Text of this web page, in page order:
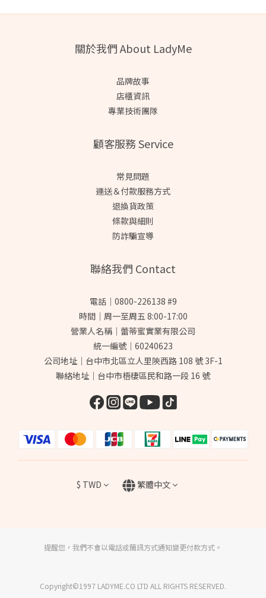
關於我們 About LadyMe
品牌故事
店櫃資訊
專業技術團隊
顧客服務 Service
常見問題
運送＆付款服務方式
退換貨政策
條款與細則
防詐騙宣導
聯絡我們 Contact
電話｜0800-226138 #9
時間｜周一至周五 8:00-17:00
營業人名稱｜蕾蒂蜜實業有限公司
統一編號｜60240623
公司地址｜台中市北區立人里陝西路 108 號 3F-1
聯絡地址｜台中市梧棲區民和路一段 16 號
$ TWD 繁體中文
提醒您，我們不會以電話或簡訊方式通知變更付款方式。
Copyright©1997 LADYME.CO LTD ALL RIGHTS RESERVED.